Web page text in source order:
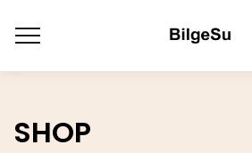
SHOP